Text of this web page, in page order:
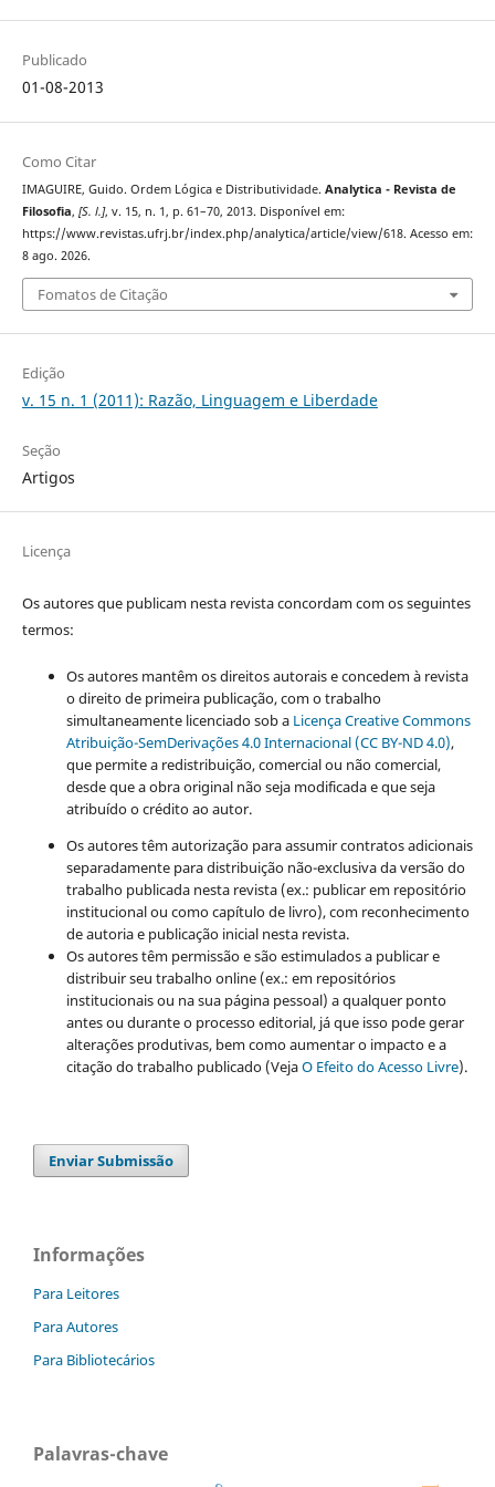
Publicado
01-08-2013
Como Citar
IMAGUIRE, Guido. Ordem Lógica e Distributividade. Analytica - Revista de
Filosofia, [S. l.], v. 15, n. 1, p. 61–70, 2013. Disponível em:
https://www.revistas.ufrj.br/index.php/analytica/article/view/618. Acesso em:
8 ago. 2026.
Fomatos de Citação
Edição
v. 15 n. 1 (2011): Razão, Linguagem e Liberdade
Seção
Artigos
Licença
Os autores que publicam nesta revista concordam com os seguintes
termos:
Os autores mantêm os direitos autorais e concedem à revista
o direito de primeira publicação, com o trabalho
simultaneamente licenciado sob aLicença Creative Commons
Atribuição-SemDerivações 4.0 Internacional (CC BY-ND 4.0),
que permite a redistribuição, comercial ou não comercial,
desde que a obra original não seja modificada e que seja
atribuído o crédito ao autor.
Os autores têm autorização para assumir contratos adicionais
separadamente para distribuição não-exclusiva da versão do
trabalho publicada nesta revista (ex.: publicar em repositório
institucional ou como capítulo de livro), com reconhecimento
de autoria e publicação inicial nesta revista.
Os autores têm permissão e são estimulados a publicar e
distribuir seu trabalho online (ex.: em repositórios
institucionais ou na sua página pessoal) a qualquer ponto
antes ou durante o processo editorial, já que isso pode gerar
alterações produtivas, bem como aumentar o impacto e a
citação do trabalho publicado (VejaO Efeito do Acesso Livre).
Enviar Submissão
Informações
Para Leitores
Para Autores
Para Bibliotecários
Palavras-chave